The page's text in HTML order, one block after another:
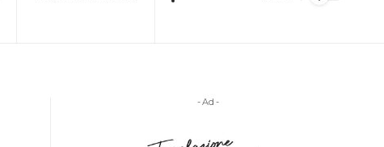
- Ad -